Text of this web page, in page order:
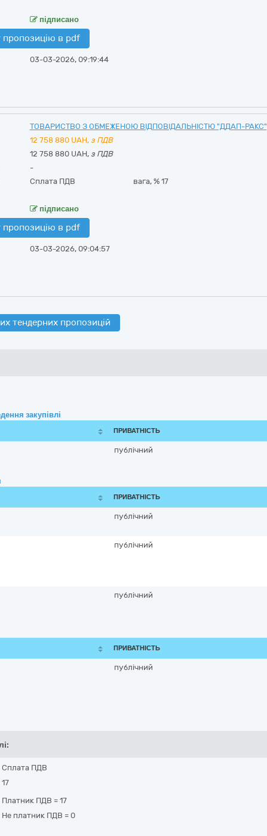
підписано
пропозицію в pdf
03-03-2026, 09:19:44
ТОВАРИСТВО З ОБМЕЖЕНОЮ ВІДПОВІДАЛЬНІСТЮ "ДДАП-РАКС"
12 758 880 UAH, з ПДВ
12 758 880 UAH, з ПДВ
-
Сплата ПДВ вага, %17
підписано
пропозицію в pdf
03-03-2026, 09:04:57
тендерних пропозицій
закупівлі
ПРИВАТНІСТЬ
публічний
ПРИВАТНІСТЬ
публічний
публічний
публічний
ПРИВАТНІСТЬ
публічний
Сплата ПДВ
17
Платник ПДВ = 17
Не платник ПДВ = 0